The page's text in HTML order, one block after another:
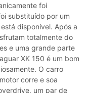
foi
substituído por um
disponível. Após a
totalmente do
e uma grande parte
XK 150 é um bom
O carro
corre e soa
um par de